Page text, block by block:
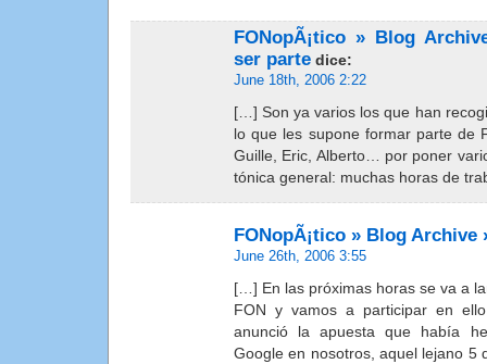
FONopÃ¡tico » Blog
ser parte dice:
June 18th, 2006 2:22
[…] Son ya varios los que han
lo que les supone formar parte de
Guille, Eric, Alberto… por poner
tónica general: muchas horas de
FONopÃ¡tico » Blog Archive
June 26th, 2006 3:55
[…] En las próximas horas se va a
FON y vamos a participar en
anunció la apuesta que había
Google en nosotros, aquel lejano 5